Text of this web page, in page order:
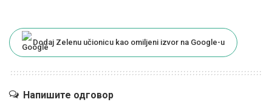
Dodaj Zelenu učionicu kao omiljeni izvor na Google-u
Напишите одговор